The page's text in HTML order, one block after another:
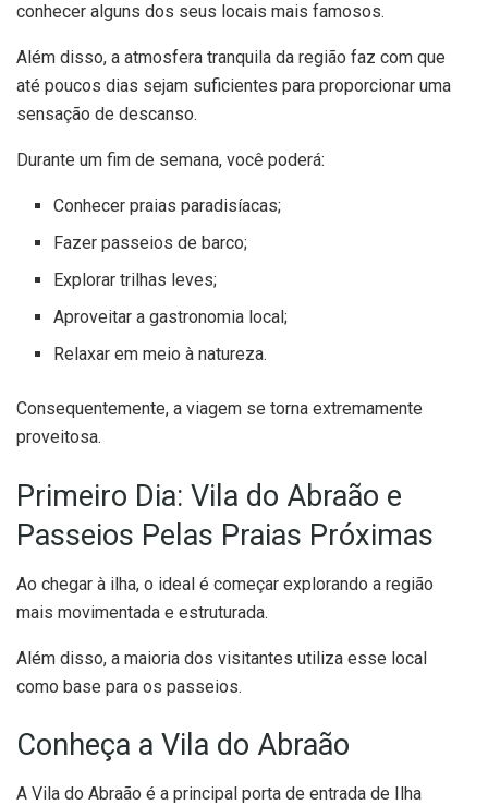
conhecer alguns dos seus locais mais famosos.
Além disso, a atmosfera tranquila da região faz com que
até poucos dias sejam suficientes para proporcionar uma
sensação de descanso.
Durante um fim de semana, você poderá:
Conhecer praias paradisíacas;
Fazer passeios de barco;
Explorar trilhas leves;
Aproveitar a gastronomia local;
Relaxar em meio à natureza.
Consequentemente, a viagem se torna extremamente
proveitosa.
Primeiro Dia: Vila do Abraão e
Passeios Pelas Praias Próximas
Ao chegar à ilha, o ideal é começar explorando a região
mais movimentada e estruturada.
Além disso, a maioria dos visitantes utiliza esse local
como base para os passeios.
Conheça a Vila do Abraão
A Vila do Abraão é a principal porta de entrada de Ilha